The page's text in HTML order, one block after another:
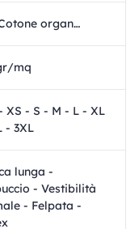
85% Cotone organico - 15% Poliestere riciclato
mq
XS - S - M - L - XL
- 3XL
lunga -
- Vestibilità
- Felpata -